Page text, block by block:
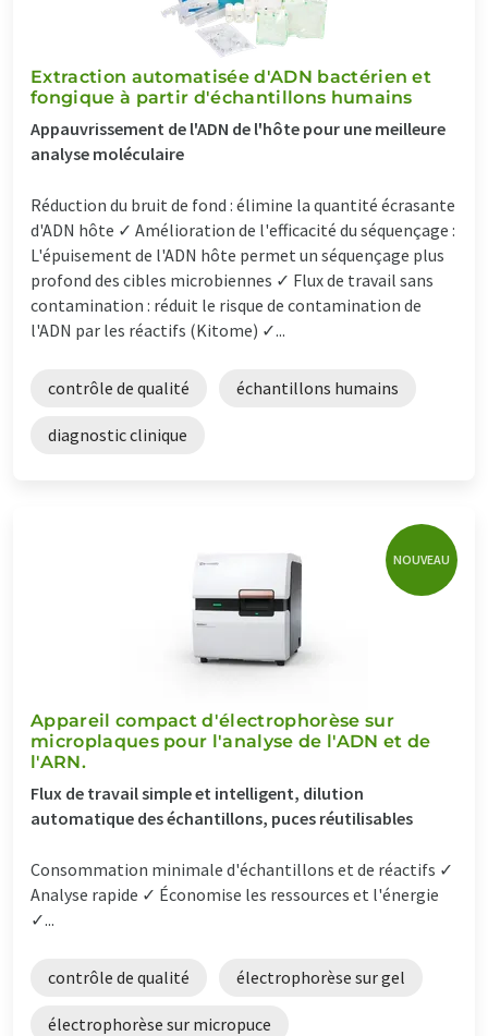
Extraction automatisée d'ADN bactérien et
fongique à partir d'échantillons humains
Appauvrissement de l'ADN de l'hôte pour une meilleure
analyse moléculaire
Réduction du bruit de fond : élimine la quantité écrasante
d'ADN hôte ✓ Amélioration de l'efficacité du séquençage :
L'épuisement de l'ADN hôte permet un séquençage plus
profond des cibles microbiennes ✓ Flux de travail sans
contamination : réduit le risque de contamination de
l'ADN par les réactifs (Kitome) ✓...
contrôle de qualité échantillons humains
diagnostic clinique
NOUVEAU
Appareil compact d'électrophorèse sur
microplaques pour l'analyse de l'ADN et de
l'ARN.
Flux de travail simple et intelligent, dilution
automatique des échantillons, puces réutilisables
Consommation minimale d'échantillons et de réactifs ✓
Analyse rapide ✓ Économise les ressources et l'énergie
✓...
contrôle de qualité électrophorèse sur gel
électrophorèse sur micropuce